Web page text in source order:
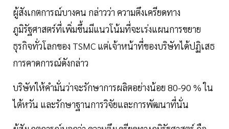
ผู้สังเกตการณ์บางคน กล่าวว่า ความตึงเครียดทาง
ภูมิรัฐศาสตร์ที่เพิ่มขึ้นมีแนวโน้มที่จะเร่งแผนการขยาย
ธุรกิจทั่วโลกของ TSMC แต่เจ้าหน้าที่ของบริษัทได้ปฏิเสธ
การคาดการณ์ดังกล่าว
บริษัทให้คำมั่นว่าจะรักษาการผลิตอย่างน้อย 80-90 % ใน
ไต้หวัน และรักษาฐานการวิจัยและการพัฒนาที่นั่น